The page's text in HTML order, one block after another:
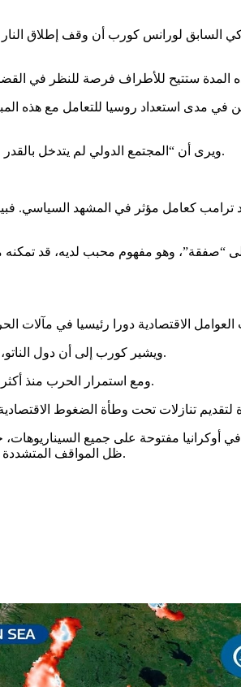
مدى استعداد روسيا للتعامل مع هذه
ويرى أن “المجتمع الدولي لم يتدخل بالقدر الكافي لوقف هذه الحرب”، محذرا من أن استمرار القتال قد يؤدي إلى خسائر بشرية واقتصادية أكبر على الجانبين.
ترامب كعامل مؤثر في المشهد السياسي.
وهو مفهوم محبب لديه، قد تمكنه
ويشير كورب إلى أن دول الناتو، التي زادت من إنفاقها الدفاعي بشكل غير مسبوق، تسعى الآن لتعويض هذه النفقات من خلال الضغط على روسيا.
ومع استمرار الحرب منذ أكثر من 3 سنوات، حيث تجاوز عدد القتلى والمصابين حاجز المليون، يرى المحللون أن الاقتصاد الروسي بدأ يتأثر بشدة.
أوكرانيا مفتوحة على جميع
ظل المواقف المتشددة من الجانبين. فهل سنشهد قريبا اتفاقا ينهي هذا الصراع، أم أن الحرب ستستمر، لتعيد رسم موازين القوى الدولية؟.